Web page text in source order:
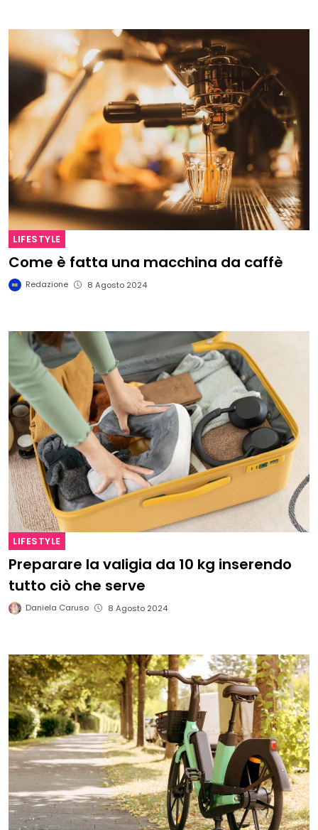
LIFESTYLE
Come è fatta una macchina da caffè
Redazione 8 Agosto 2024
LIFESTYLE
Preparare la valigia da 10 kg inserendo
tutto ciò che serve
Daniela Caruso 8 Agosto 2024